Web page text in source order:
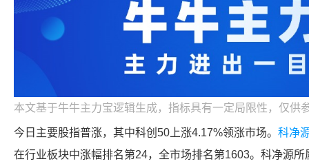
本文基于牛牛主力宝逻辑生成，指标具有一定局限性，仅供
今日主要股指普涨，其中科创50上涨4.17%领涨市场。 科净
在行业板块中涨幅排名第24，全市场排名第1603。 科净源所